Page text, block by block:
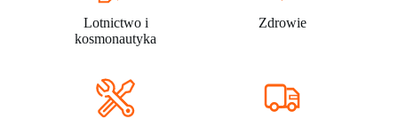
Lotnictwo i
kosmonautyka
Zdrowie